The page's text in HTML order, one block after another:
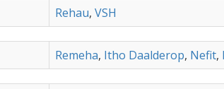
Rehau, VSH
Remeha, Itho Daalderop, Nefit,